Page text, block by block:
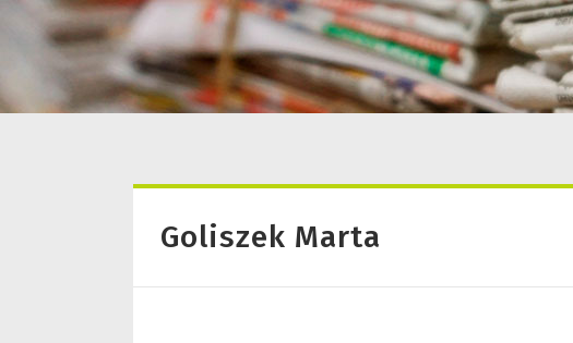
Goliszek Marta